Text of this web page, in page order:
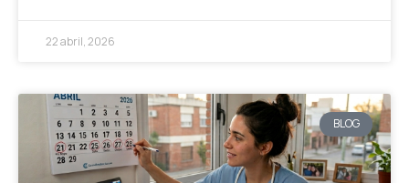
22 abril, 2026
BLOG